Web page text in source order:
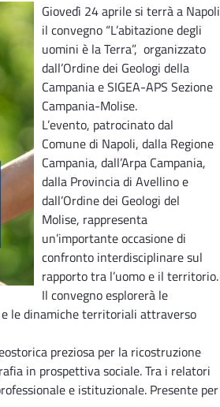
Giovedì 24 aprile si terrà a Napoli
il convegno “L’abitazione degli
uomini è la Terra”, organizzato
dall’Ordine dei Geologi della
Campania e SIGEA-APS Sezione
Campania-Molise.
L’evento, patrocinato dal
Comune di Napoli, dalla Regione
Campania, dall’Arpa Campania,
dalla Provincia di Avellino e
dall’Ordine dei Geologi del
Molise, rappresenta
un’importante occasione di
confronto interdisciplinare sul
rapporto tra l’uomo e il territorio.
Il convegno esplorerà le
le dinamiche territoriali attraverso
preziosa per la ricostruzione
in prospettiva sociale. Tra i relatori
e istituzionale. Presente per